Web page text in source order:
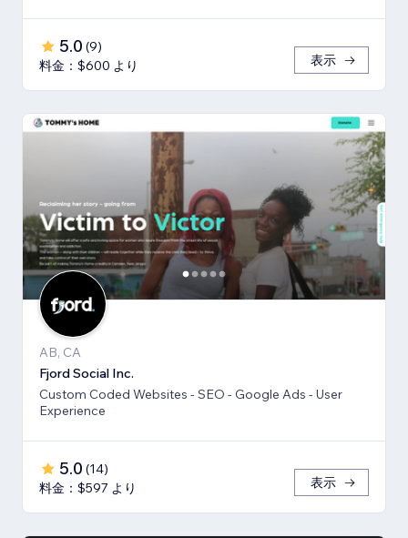
5.0 (9)
料金：$600 より
表示
AB, CA
Fjord Social Inc.
Custom Coded Websites - SEO - Google Ads - User
Experience
5.0 (14)
料金：$597 より
表示